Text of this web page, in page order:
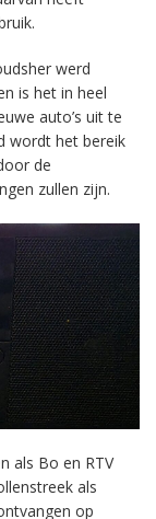
werd
is het in heel
auto’s uit te
wordt het bereik
de
zullen zijn.
als Bo en RTV
als
op